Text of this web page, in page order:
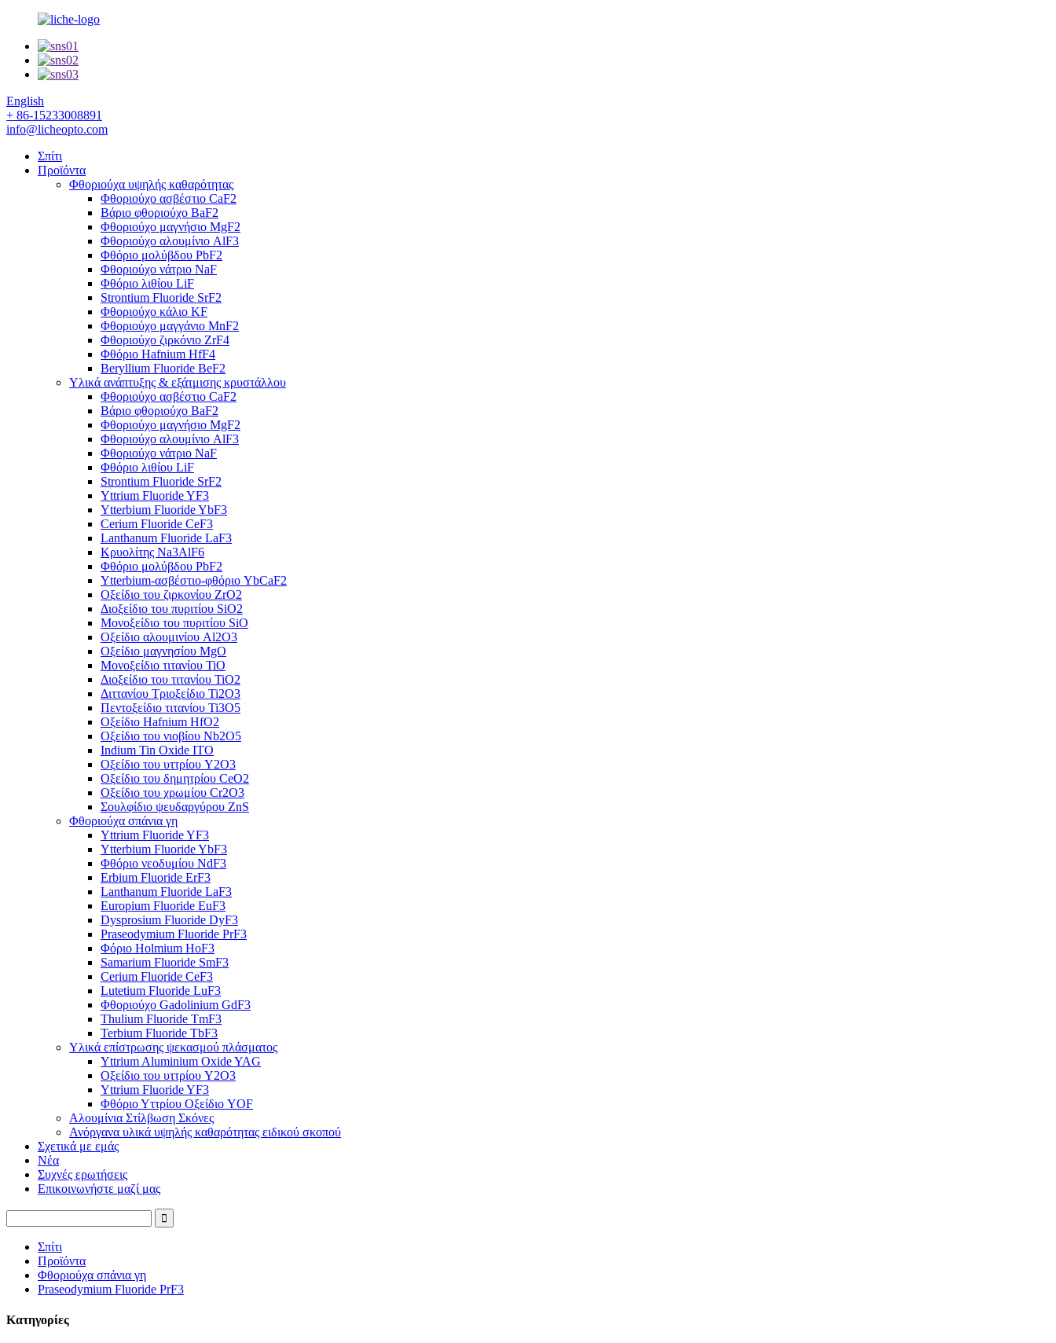
English
+ 86-15233008891
info@licheopto.com
Σπίτι
Προϊόντα
Φθοριούχα υψηλής καθαρότητας
Φθοριούχο ασβέστιο CaF2
Βάριο φθοριούχο BaF2
Φθοριούχο μαγνήσιο MgF2
Φθοριούχο αλουμίνιο AlF3
Φθόριο μολύβδου PbF2
Φθοριούχο νάτριο NaF
Φθόριο λιθίου LiF
Strontium Fluoride SrF2
Φθοριούχο κάλιο KF
Φθοριούχο μαγγάνιο MnF2
Φθοριούχο ζιρκόνιο ZrF4
Φθόριο Hafnium HfF4
Beryllium Fluoride BeF2
Υλικά ανάπτυξης & εξάτμισης κρυστάλλου
Φθοριούχο ασβέστιο CaF2
Βάριο φθοριούχο BaF2
Φθοριούχο μαγνήσιο MgF2
Φθοριούχο αλουμίνιο AlF3
Φθοριούχο νάτριο NaF
Φθόριο λιθίου LiF
Strontium Fluoride SrF2
Yttrium Fluoride YF3
Ytterbium Fluoride YbF3
Cerium Fluoride CeF3
Lanthanum Fluoride LaF3
Κρυολίτης Na3AlF6
Φθόριο μολύβδου PbF2
Ytterbium-ασβέστιο-φθόριο YbCaF2
Οξείδιο του ζιρκονίου ZrO2
Διοξείδιο του πυριτίου SiO2
Μονοξείδιο του πυριτίου SiO
Οξείδιο αλουμινίου Al2O3
Οξείδιο μαγνησίου MgO
Μονοξείδιο τιτανίου TiO
Διοξείδιο του τιτανίου TiO2
Διττανίου Τριοξείδιο Ti2O3
Πεντοξείδιο τιτανίου Ti3O5
Οξείδιο Hafnium HfO2
Οξείδιο του νιοβίου Nb2O5
Indium Tin Oxide ITO
Οξείδιο του υττρίου Y2O3
Οξείδιο του δημητρίου CeO2
Οξείδιο του χρωμίου Cr2O3
Σουλφίδιο ψευδαργύρου ZnS
Φθοριούχα σπάνια γη
Yttrium Fluoride YF3
Ytterbium Fluoride YbF3
Φθόριο νεοδυμίου NdF3
Erbium Fluoride ErF3
Lanthanum Fluoride LaF3
Europium Fluoride EuF3
Dysprosium Fluoride DyF3
Praseodymium Fluoride PrF3
Φόριο Holmium HoF3
Samarium Fluoride SmF3
Cerium Fluoride CeF3
Lutetium Fluoride LuF3
Φθοριούχο Gadolinium GdF3
Thulium Fluoride TmF3
Terbium Fluoride TbF3
Υλικά επίστρωσης ψεκασμού πλάσματος
Yttrium Aluminium Oxide YAG
Οξείδιο του υττρίου Y2O3
Yttrium Fluoride YF3
Φθόριο Υττρίου Οξείδιο YOF
Αλουμίνια Στίλβωση Σκόνες
Ανόργανα υλικά υψηλής καθαρότητας ειδικού σκοπού
Σχετικά με εμάς
Νέα
Συχνές ερωτήσεις
Επικοινωνήστε μαζί μας
Σπίτι
Προϊόντα
Φθοριούχα σπάνια γη
Praseodymium Fluoride PrF3
Κατηγορίες